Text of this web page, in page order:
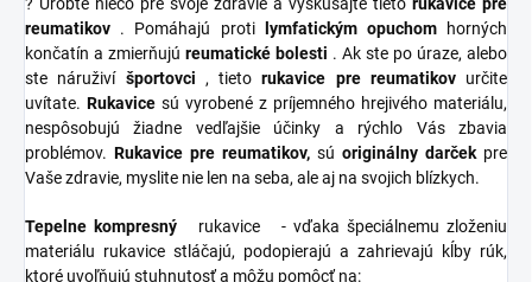
? Urobte niečo pre svoje zdravie a vyskúšajte tieto rukavice pre
reumatikov . Pomáhajú proti lymfatickým opuchomhorných
končatín a zmierňujú reumatické bolesti . Ak ste po úraze, alebo
ste náruživí športovci , tietorukavice pre reumatikovurčite
uvítate. Rukavice sú vyrobené z príjemného hrejivého materiálu,
nespôsobujú žiadne vedľajšie účinky a rýchlo Vás zbavia
problémov. Rukavice pre reumatikov, sú originálny darčekpre
Vaše zdravie, myslite nie len na seba, ale aj na svojich blízkych.
Tepelne kompresný rukavice
- vďaka špeciálnemu zloženiu
materiálu rukavice stláčajú, podopierajú a zahrievajú kĺby rúk,
ktoré uvoľňujú stuhnutosť a môžu pomôcť na: